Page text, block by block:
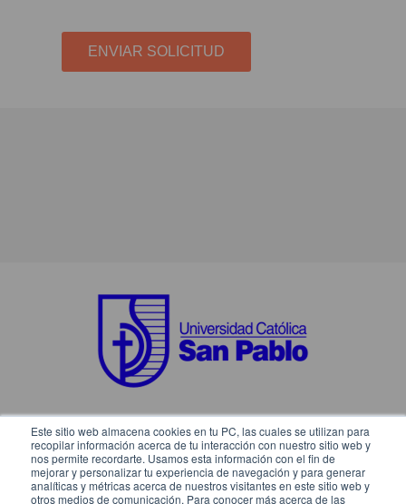
Este sitio web almacena cookies en tu PC, las cuales se utilizan para
recopilar información acerca de tu interacción con nuestro sitio web y
nos permite recordarte. Usamos esta información con el fin de
mejorar y personalizar tu experiencia de navegación y para generar
analíticas y métricas acerca de nuestros visitantes en este sitio web y
otros medios de comunicación. Para conocer más acerca de las
SÍGUENOS EN: